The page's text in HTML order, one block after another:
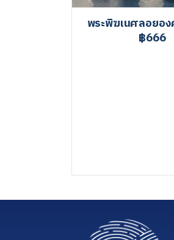
พระพิฆเนศลอยอ
฿666